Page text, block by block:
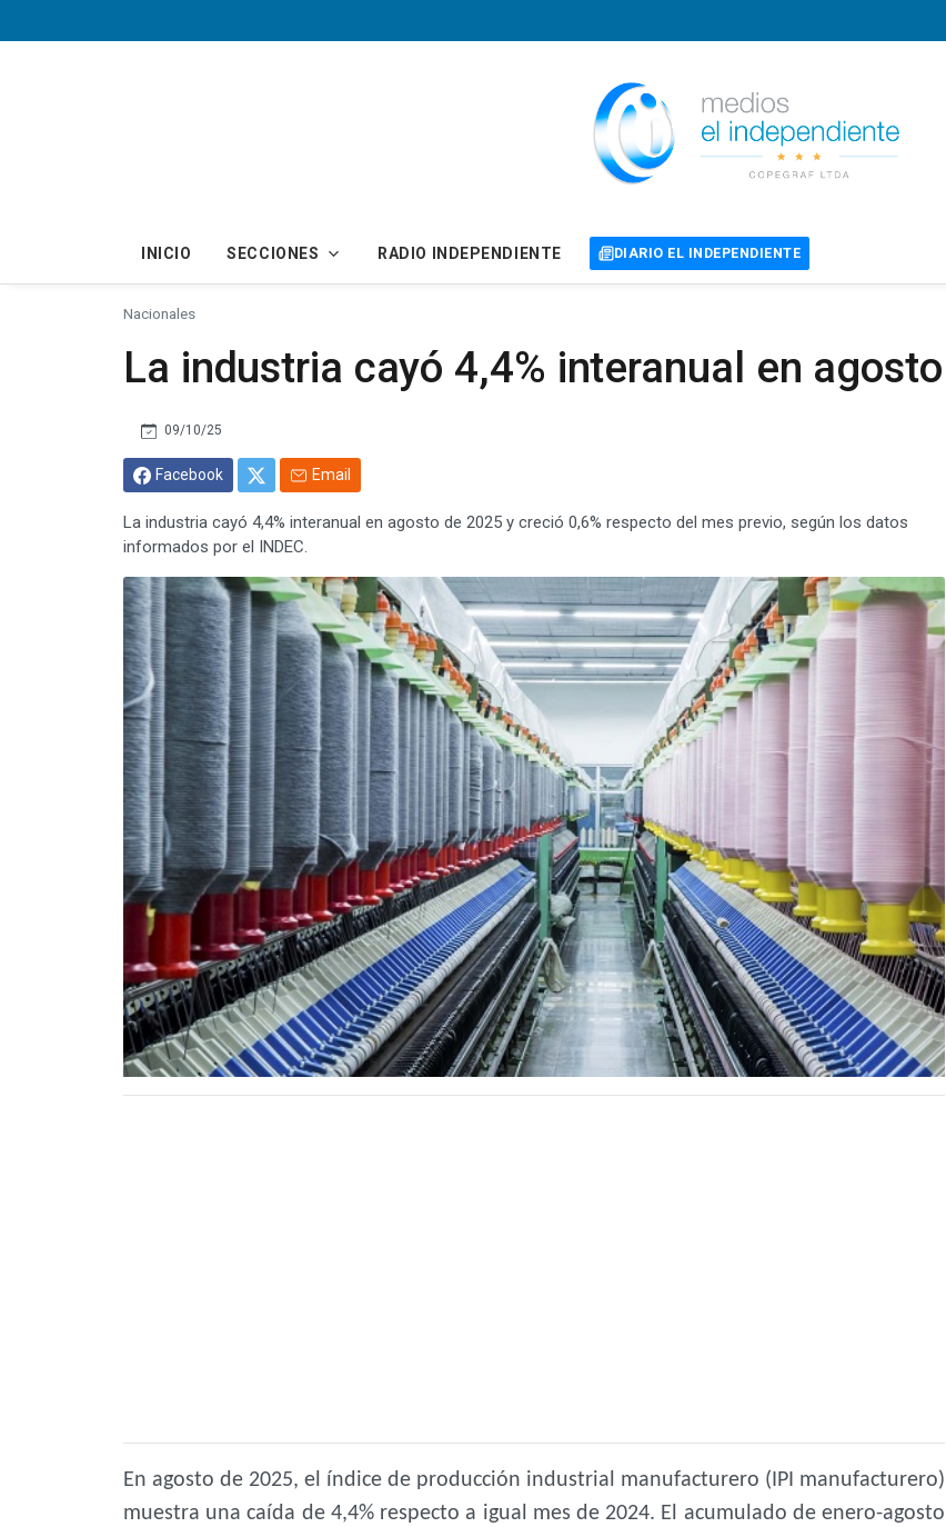
INICIO SECCIONES RADIO INDEPENDIENTE DIARIO EL INDEPENDIENTE
Nacionales
La industria cayó 4,4% interanual en agosto
09/10/25
Facebook Email
La industria cayó 4,4% interanual en agosto de 2025 y creció 0,6% respecto del mes previo, según los datos
informados por el INDEC.
En agosto de 2025, el índice de producción industrial manufacturero (IPI manufacturero)
muestra una caída de 4,4% respecto a igual mes de 2024. El acumulado de enero-agosto